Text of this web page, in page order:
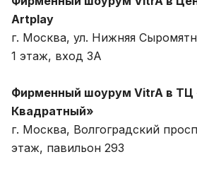
Artplay
г. Москва, ул. Нижняя
1 этаж, вход 3A
Фирменный шоурум VitrA в
Квадратный»
г. Москва, Волгоградский
этаж, павильон 293